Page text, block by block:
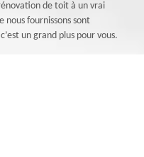
de toit à un vrai
nous fournissons sont
un grand plus pour vous.